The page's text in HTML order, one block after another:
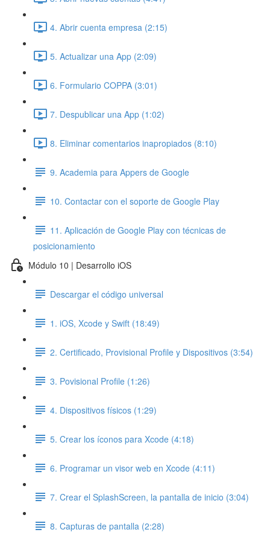
4. Abrir cuenta empresa (2:15)
5. Actualizar una App (2:09)
6. Formulario COPPA (3:01)
7. Despublicar una App (1:02)
8. Eliminar comentarios inapropiados (8:10)
9. Academia para Appers de Google
10. Contactar con el soporte de Google Play
11. Aplicación de Google Play con técnicas de
posicionamiento
Módulo 10 | Desarrollo iOS
Descargar el código universal
1. iOS, Xcode y Swift (18:49)
2. Certificado, Provisional Profile y Dispositivos (3:54)
3. Povisional Profile (1:26)
4. Dispositivos físicos (1:29)
5. Crear los íconos para Xcode (4:18)
6. Programar un visor web en Xcode (4:11)
7. Crear el SplashScreen, la pantalla de inicio (3:04)
8. Capturas de pantalla (2:28)